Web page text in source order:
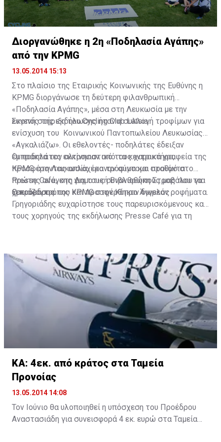
Διοργανώθηκε η 2η «Ποδηλασία Αγάπης»
από την KPMG
13.05.2014 15:13
Στο πλαίσιο της Εταιρικής Κοινωνικής της Ευθύνης η
KPMG διοργάνωσε τη δεύτερη φιλανθρωπική
«Ποδηλασία Αγάπης», μέσα στη Λευκωσία με την
ευγενή στήριξη του Cycling Club Latsia.
Σκοπός της εκδήλωσης ήταν η συλλογή τροφίμων για
ενίσχυση του Κοινωνικού Παντοπωλείου Λευκωσίας
«Αγκαλιάζω». Οι εθελοντές- ποδηλάτες έδειξαν
έμπρακτα τον αλτρουιστικό τους χαρακτήρα,
προσφέροντας απλόχερα τρόφιμα και προϊόντα
πρώτης ανάγκης για τους συνανθρώπους μας που τα
χρειάζονται.
Οι ποδηλάτες εκκίνησαν από τα κεντρικά γραφεία της
KPMG στη Λευκωσία, έκαναν σύντομο σταθμό στο
Presse Cafe, στη Δημοτική Βιβλιοθήκη Στροβόλου για
ξεκούραση όπου και προσφέρθηκαν δωρεάν ροφήματα.
Ο πρόεδρος της KPMG στην Κύπρο Άγγελος
Γρηγοριάδης ευχαρίστησε τους παρευρισκόμενους και
τους χορηγούς της εκδήλωσης Presse Café για τη
Podilates.com για την προσφορά δωρεάν ποδηλάτων,
την QUATRI FUN για τα τετράκυκλα ποδήλατα και
ηλεκτρικά σκουτεράκια, τα οποία απόλαυσαν μικροί
και μεγάλοι και την ασφαλιστική Υδρόγειος για την
ενημέρωση αναφορικά με το νέο ασφαλιστικό πακέτο
που αφορά τους ποδηλάτες.
ΚΑ: 4εκ. από κράτος στα Ταμεία
Προνοίας
13.05.2014 14:08
Τον Ιούνιο θα υλοποιηθεί η υπόσχεση του Προέδρου
Αναστασιάδη για συνεισφορά 4 εκ. ευρώ στα Ταμεία